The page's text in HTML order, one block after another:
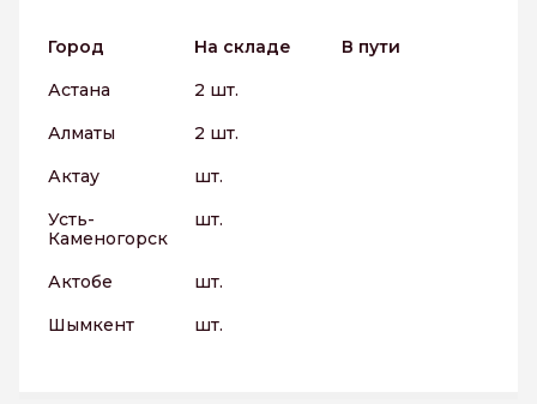
Город На складе
В пути
Астана
2 шт.
Алматы
2 шт.
Актау
шт.
Усть-
Каменогорск
шт.
Актобе
шт.
Шымкент
шт.